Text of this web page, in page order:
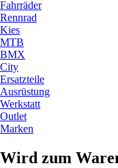
Fahrräder
Rennrad
Kies
MTB
BMX
City
Ersatzteile
Ausrüstung
Werkstatt
Outlet
Marken
Wird zum